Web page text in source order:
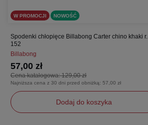
W PROMOCJI NOWOŚĆ
Spodenki chłopięce Billabong Carter chino khaki r.
152
Billabong
Cena katalogowa:129,00 zł
57,00 zł
Najniższa cena z 30 dni przed obniżką: 57,00 zł
Dodaj do koszyka